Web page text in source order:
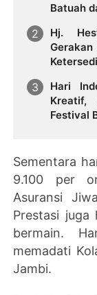
Batuah
Hj.
Hari
Kreatif,
Festival
Sementara
9.100 per
Asuransi
Prestasi
bermain.
memadati
Jambi.